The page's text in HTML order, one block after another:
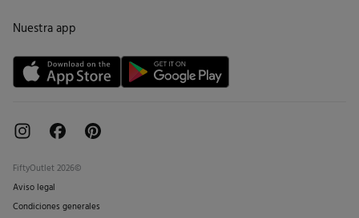
Condiciones tarjeta abono
Tarjeta regalo online
Nuestra app
FiftyOutlet 2026©
Aviso legal
Condiciones generales